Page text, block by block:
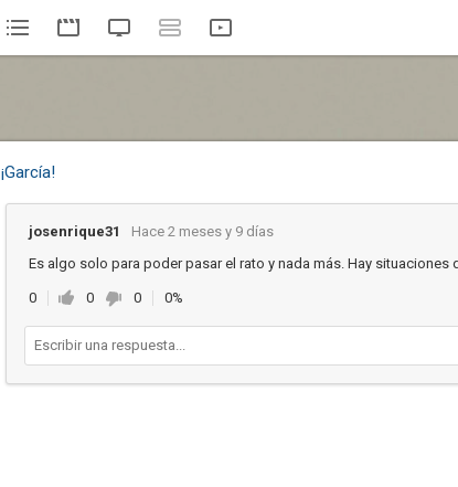
¡García!
josenrique31 Hace 2 meses y 9 días
Es algo solo para poder pasar el rato y nada más. Hay situaciones
0 0 0 0%